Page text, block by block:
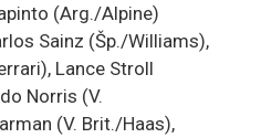
(Arg./Alpine)
Sainz (Šp./Williams),
Lance Stroll
Norris (V.
(V. Brit./Haas),